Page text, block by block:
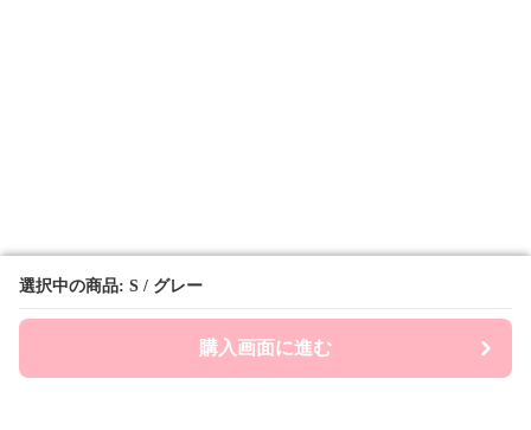
選択中の商品: S / グレー
購入画面に進む
選択中の商品: S / グレー
購入画面に進む